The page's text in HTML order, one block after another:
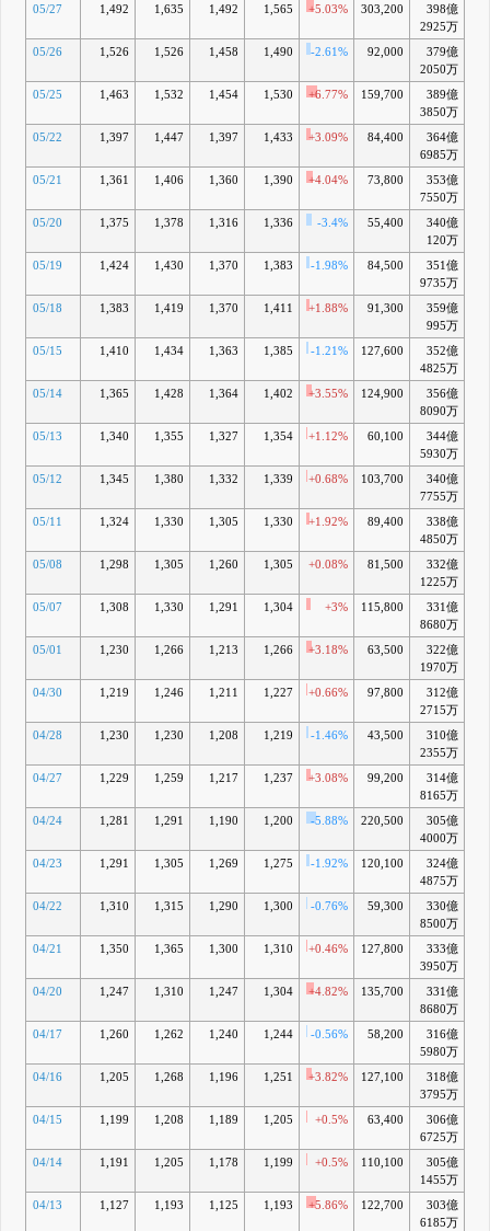
05/27 1,492 1,635 1,492 1,565 +5.03% 303,200
398億
2925万
05/26 1,526 1,526 1,458 1,490 -2.61% 92,000
379億
2050万
05/25 1,463 1,532 1,454 1,530 +6.77% 159,700
389億
3850万
05/22 1,397 1,447 1,397 1,433 +3.09% 84,400
364億
6985万
05/21 1,361 1,406 1,360 1,390 +4.04% 73,800
353億
7550万
05/20 1,375 1,378 1,316 1,336 -3.4% 55,400
340億
120万
05/19 1,424 1,430 1,370 1,383 -1.98% 84,500
351億
9735万
05/18 1,383 1,419 1,370 1,411 +1.88% 91,300
359億
995万
05/15 1,410 1,434 1,363 1,385 -1.21% 127,600
352億
4825万
05/14 1,365 1,428 1,364 1,402 +3.55% 124,900
356億
8090万
05/13 1,340 1,355 1,327 1,354 +1.12% 60,100
344億
5930万
05/12 1,345 1,380 1,332 1,339 +0.68% 103,700
340億
7755万
05/11 1,324 1,330 1,305 1,330 +1.92% 89,400
338億
4850万
05/08 1,298 1,305 1,260 1,305 +0.08% 81,500
332億
1225万
05/07 1,308 1,330 1,291 1,304 +3% 115,800
331億
8680万
05/01 1,230 1,266 1,213 1,266 +3.18% 63,500
322億
1970万
04/30 1,219 1,246 1,211 1,227 +0.66% 97,800
312億
2715万
04/28 1,230 1,230 1,208 1,219 -1.46% 43,500
310億
2355万
04/27 1,229 1,259 1,217 1,237 +3.08% 99,200
314億
8165万
04/24 1,281 1,291 1,190 1,200 -5.88% 220,500
305億
4000万
04/23 1,291 1,305 1,269 1,275 -1.92% 120,100
324億
4875万
04/22 1,310 1,315 1,290 1,300 -0.76% 59,300
330億
8500万
04/21 1,350 1,365 1,300 1,310 +0.46% 127,800
333億
3950万
04/20 1,247 1,310 1,247 1,304 +4.82% 135,700
331億
8680万
04/17 1,260 1,262 1,240 1,244 -0.56% 58,200
316億
5980万
04/16 1,205 1,268 1,196 1,251 +3.82% 127,100
318億
3795万
04/15 1,199 1,208 1,189 1,205 +0.5% 63,400
306億
6725万
04/14 1,191 1,205 1,178 1,199 +0.5% 110,100
305億
1455万
04/13 1,127 1,193 1,125 1,193 +5.86% 122,700
303億
6185万